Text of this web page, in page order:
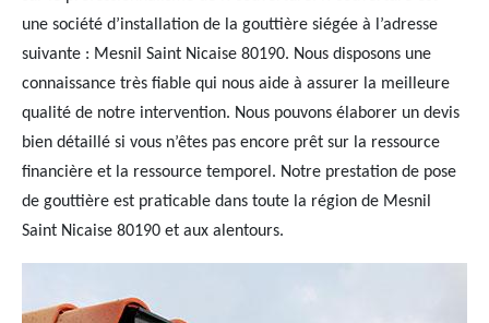
une société d’installation de la gouttière siégée à l’adresse
suivante : Mesnil Saint Nicaise 80190. Nous disposons une
connaissance très fiable qui nous aide à assurer la meilleure
qualité de notre intervention. Nous pouvons élaborer un devis
bien détaillé si vous n’êtes pas encore prêt sur la ressource
financière et la ressource temporel. Notre prestation de pose
de gouttière est praticable dans toute la région de Mesnil
Saint Nicaise 80190 et aux alentours.